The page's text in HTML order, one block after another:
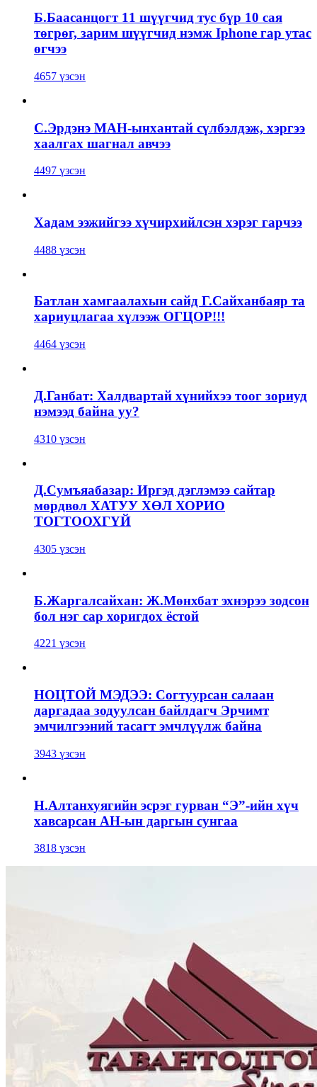
Б.Баасанцогт 11 шүүгчид тус бүр 10 сая
төгрөг, зарим шүүгчид нэмж Iphone гар утас
өгчээ
4657 үзсэн
С.Эрдэнэ МАН-ынхантай сүлбэлдэж, хэргээ
хаалгах шагнал авчээ
4497 үзсэн
Хадам ээжийгээ хүчирхийлсэн хэрэг гарчээ
4488 үзсэн
Батлан хамгаалахын сайд Г.Сайханбаяр та
хариуцлагаа хүлээж ОГЦОР!!!
4464 үзсэн
Д.Ганбат: Халдвартай хүнийхээ тоог зориуд
нэмээд байна уу?
4310 үзсэн
Д.Сумъяабазар: Иргэд дэглэмээ сайтар
мөрдвөл ХАТУУ ХӨЛ ХОРИО
ТОГТООХГҮЙ
4305 үзсэн
Б.Жаргалсайхан: Ж.Мөнхбат эхнэрээ зодсон
бол нэг сар хоригдох ёстой
4221 үзсэн
НОЦТОЙ МЭДЭЭ: Согтуурсан салаан
даргадаа зодуулсан байлдагч Эрчимт
эмчилгээний тасагт эмчлүүлж байна
3943 үзсэн
Н.Алтанхуягийн эсрэг гурван “Э”-ийн хүч
хавсарсан АН-ын даргын сунгаа
3818 үзсэн